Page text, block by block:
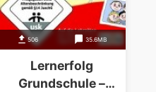
506 35.6MB
Lernerfolg
Grundschule –